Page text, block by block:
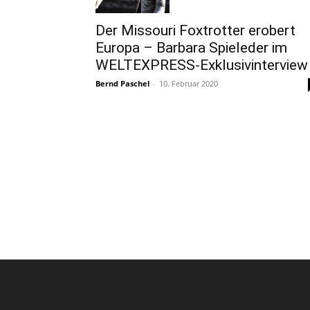
Der Missouri Foxtrotter erobert
Europa – Barbara Spieleder im
WELTEXPRESS-Exklusivinterview
Bernd Paschel - 10. Februar 2020